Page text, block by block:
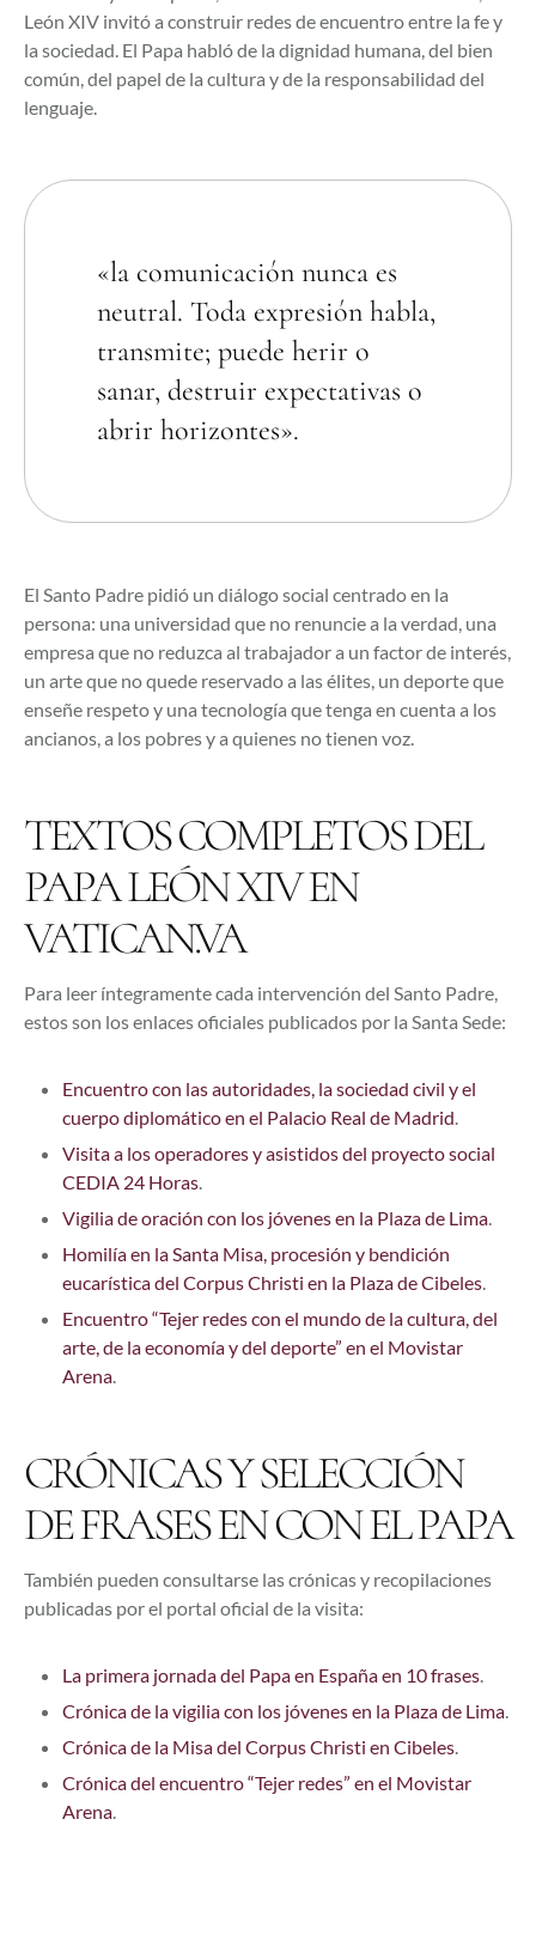
León XIV invitó a construir redes de encuentro entre la fe y
la sociedad. El Papa habló de la dignidad humana, del bien
común, del papel de la cultura y de la responsabilidad del
lenguaje.
«la comunicación nunca es
neutral. Toda expresión habla,
transmite; puede herir o
sanar, destruir expectativas o
abrir horizontes».
El Santo Padre pidió un diálogo social centrado en la
persona: una universidad que no renuncie a la verdad, una
empresa que no reduzca al trabajador a un factor de interés,
un arte que no quede reservado a las élites, un deporte que
enseñe respeto y una tecnología que tenga en cuenta a los
ancianos, a los pobres y a quienes no tienen voz.
TEXTOS COMPLETOS DEL
PAPA LEÓN XIV EN
VATICAN.VA
Para leer íntegramente cada intervención del Santo Padre,
estos son los enlaces oficiales publicados por la Santa Sede:
Encuentro con las autoridades, la sociedad civil y el
cuerpo diplomático en el Palacio Real de Madrid.
Visita a los operadores y asistidos del proyecto social
CEDIA 24 Horas.
Vigilia de oración con los jóvenes en la Plaza de Lima.
Homilía en la Santa Misa, procesión y bendición
eucarística del Corpus Christi en la Plaza de Cibeles.
Encuentro “Tejer redes con el mundo de la cultura, del
arte, de la economía y del deporte” en el Movistar
Arena.
CRÓNICAS Y SELECCIÓN
DE FRASES EN CON EL PAPA
También pueden consultarse las crónicas y recopilaciones
publicadas por el portal oficial de la visita:
La primera jornada del Papa en España en 10 frases.
Crónica de la vigilia con los jóvenes en la Plaza de Lima.
Crónica de la Misa del Corpus Christi en Cibeles.
Crónica del encuentro “Tejer redes” en el Movistar
Arena.